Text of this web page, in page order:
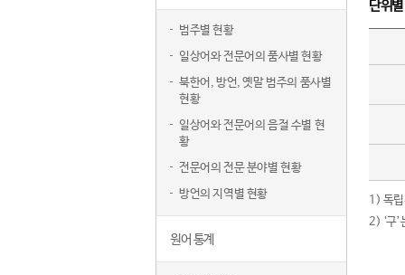
범주별 현황
일상어와 전문어의 품사별 현황
북한어, 방언, 옛말 범주의 품사별
현황
일상어와 전문어의 음절 수별 현
황
전문어의 전문 분야별 현황
방언의 지역별 현황
원어 통계
단위
1) 독립
2) ‘구